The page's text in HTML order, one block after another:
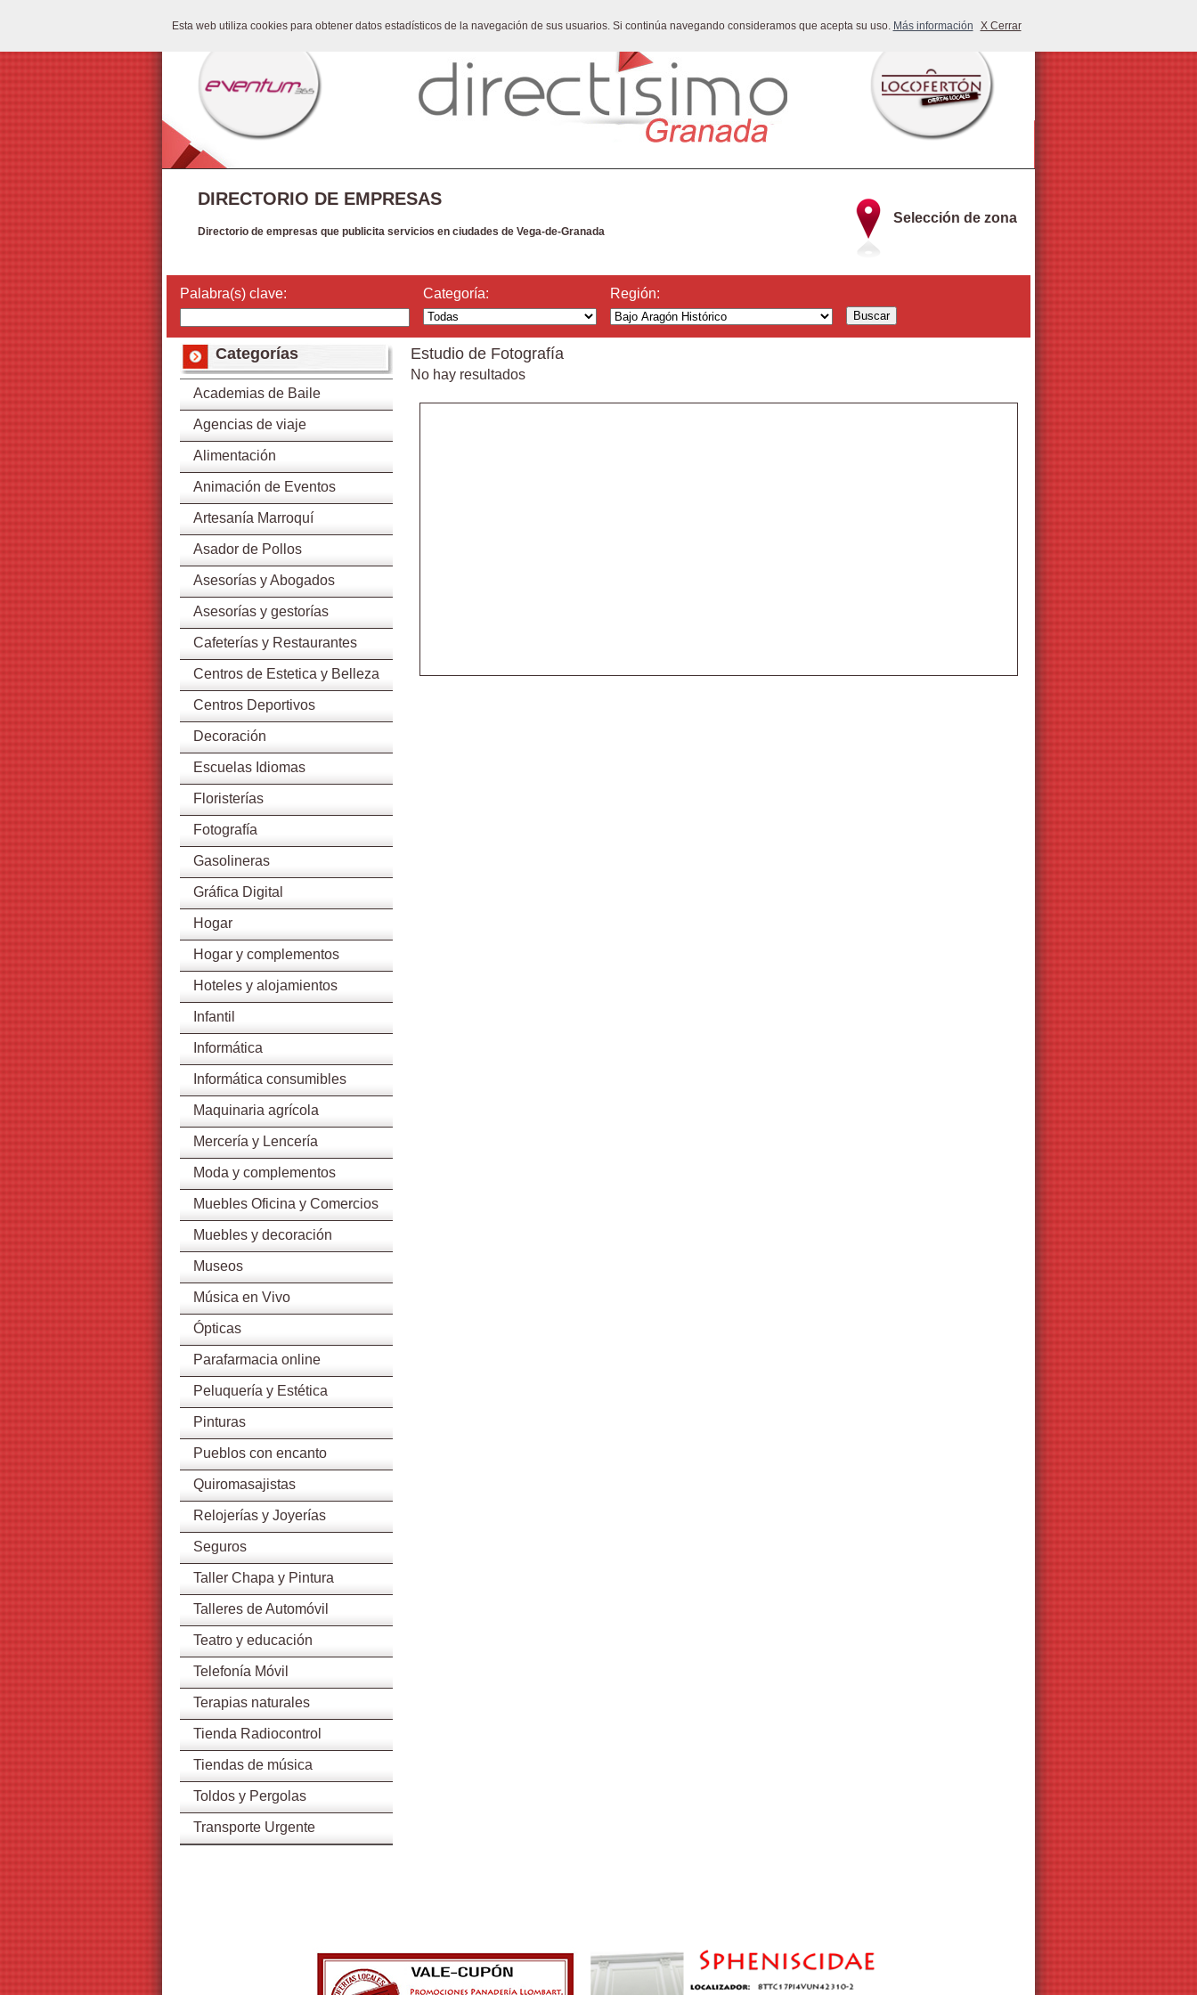
Esta web utiliza cookies para obtener datos estadísticos de la navegación de sus usuarios. Si continúa navegando consideramos que acepta su uso. Más información X Cerrar
Selección de zona
DIRECTORIO DE EMPRESAS
Directorio de empresas que publicita servicios en ciudades de Vega-de-Granada
Palabra(s) clave: Categoría: Región:
Categorías
Academias de Baile
Agencias de viaje
Alimentación
Animación de Eventos
Artesanía Marroquí
Asador de Pollos
Asesorías y Abogados
Asesorías y gestorías
Cafeterías y Restaurantes
Centros de Estetica y Belleza
Centros Deportivos
Decoración
Escuelas Idiomas
Floristerías
Fotografía
Gasolineras
Gráfica Digital
Hogar
Hogar y complementos
Hoteles y alojamientos
Infantil
Informática
Informática consumibles
Maquinaria agrícola
Mercería y Lencería
Moda y complementos
Muebles Oficina y Comercios
Muebles y decoración
Museos
Música en Vivo
Ópticas
Parafarmacia online
Peluquería y Estética
Pinturas
Pueblos con encanto
Quiromasajistas
Relojerías y Joyerías
Seguros
Taller Chapa y Pintura
Talleres de Automóvil
Teatro y educación
Telefonía Móvil
Terapias naturales
Tienda Radiocontrol
Tiendas de música
Toldos y Pergolas
Transporte Urgente
Estudio de Fotografía
No hay resultados